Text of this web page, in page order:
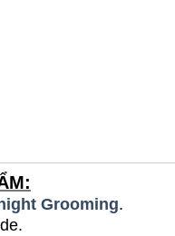
Grooming.